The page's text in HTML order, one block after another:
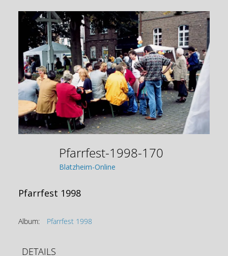
Pfarrfest-1998-170
Blatzheim-Online
Pfarrfest 1998
Album: Pfarrfest 1998
DETAILS